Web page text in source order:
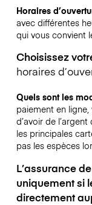
Horaires
avec différentes
qui vous convient
Choisissez
horaires
Quels sont les
paiement en
d’avoir de
les principales
pas les espèces
L’assurance
uniquement si
directement